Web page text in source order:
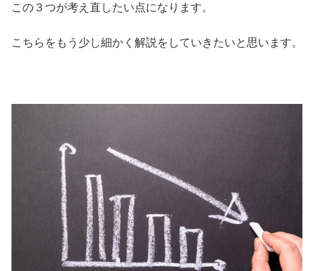
この３つが考え直したい点になります。
こちらをもう少し細かく解説をしていきたいと思います。